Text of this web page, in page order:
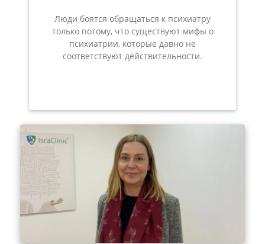
Люди боятся обращаться к психиатру
только потому, что существуют мифы о
психиатрии, которые давно не
соответствуют действительности.